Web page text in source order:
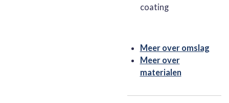
coating
Meer over omslag
Meer over
materialen